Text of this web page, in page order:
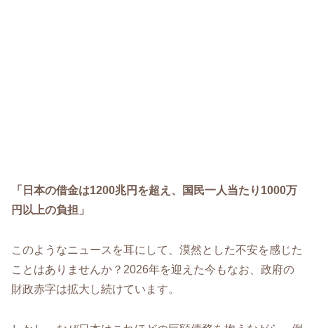
「日本の借金は1200兆円を超え、国民一人当たり1000万
円以上の負担」
このようなニュースを耳にして、漠然とした不安を感じた
ことはありませんか？2026年を迎えた今もなお、政府の
財政赤字は拡大し続けています。